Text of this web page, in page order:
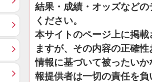
結果・成績・オッズなど
ください。
本サイトのページ上に掲
ますが、その内容の正確
情報に基づいて被ったい
報提供者は一切の責任を負